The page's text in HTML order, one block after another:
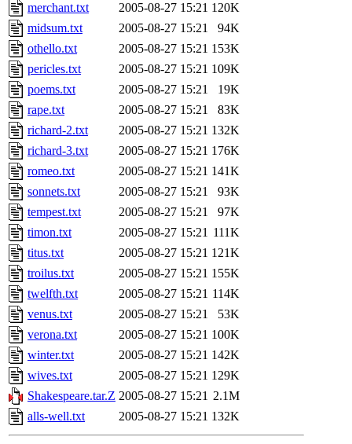
merchant.txt
2005-08-27 15:21 120K
midsum.txt
2005-08-27 15:21
94K
othello.txt
2005-08-27 15:21 153K
pericles.txt
2005-08-27 15:21 109K
poems.txt
2005-08-27 15:21
19K
rape.txt
2005-08-27 15:21
83K
richard-2.txt
2005-08-27 15:21 132K
richard-3.txt
2005-08-27 15:21 176K
romeo.txt
2005-08-27 15:21 141K
sonnets.txt
2005-08-27 15:21
93K
tempest.txt
2005-08-27 15:21
97K
timon.txt
2005-08-27 15:21 111K
titus.txt
2005-08-27 15:21 121K
troilus.txt
2005-08-27 15:21 155K
twelfth.txt
2005-08-27 15:21 114K
venus.txt
2005-08-27 15:21
53K
verona.txt
2005-08-27 15:21 100K
winter.txt
2005-08-27 15:21 142K
wives.txt
2005-08-27 15:21 129K
Shakespeare.tar.Z 2005-08-27 15:21 2.1M
alls-well.txt
2005-08-27 15:21 132K